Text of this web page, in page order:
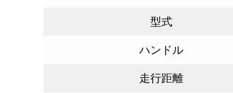
型式
ハンドル
走行距離